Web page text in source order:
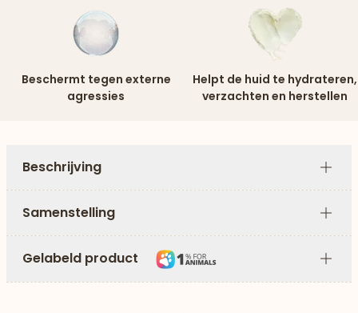
Beschermt tegen externe
agressies
Helpt de huid te hydrateren,
verzachten en herstellen
Beschrijving
Plus
Samenstelling
Plus
Gelabeld product